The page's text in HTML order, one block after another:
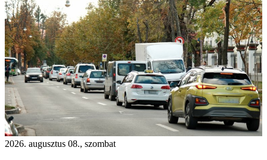
2026. augusztus 08., szombat